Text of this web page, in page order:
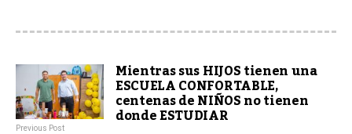
Mientras sus HIJOS tienen una
ESCUELA CONFORTABLE,
centenas de NIÑOS no tienen
donde ESTUDIAR
Previous Post